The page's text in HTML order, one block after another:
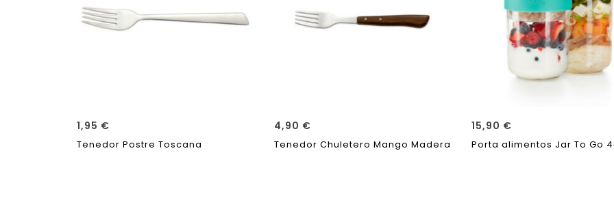
1,95 €
Tenedor Postre Toscana
4,90 €
Tenedor Chuletero Mango Madera
15,90 €
Porta alimentos Jar To Go